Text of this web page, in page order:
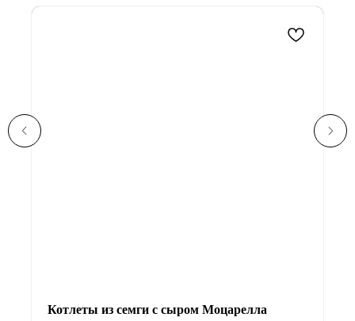
Котлеты из семги с сыром Моцарелла